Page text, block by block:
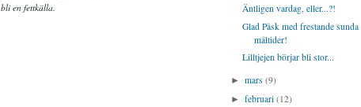
bli en fettkälla.
Äntligen vardag, eller...?!
Glad Påsk med frestande sunda
måltider!
Lilltjejen börjar bli stor...
► mars (9)
► februari (12)